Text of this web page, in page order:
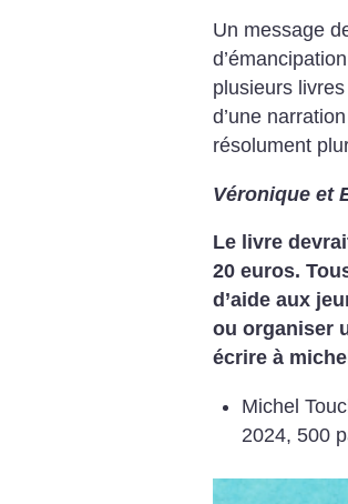
Un message
plusieurs
d’une
résolument
Véronique et
Le livre
20 euros.
d’aide aux
ou organiser
écrire à
Michel
2024, 500